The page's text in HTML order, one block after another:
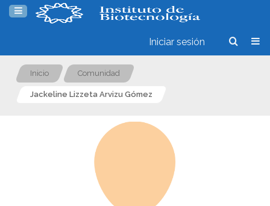
Iniciar sesión
Inicio Comunidad
Jackeline Lizzeta Arvizu Gómez